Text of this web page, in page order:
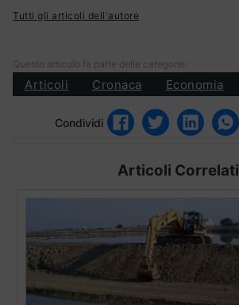
Tutti gli articoli dell'autore
Questo articolo fa parte delle categorie:
Articoli Cronaca Economia
Condividi
Articoli Correlati